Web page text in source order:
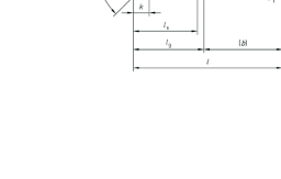
Оснастка и аксессуары